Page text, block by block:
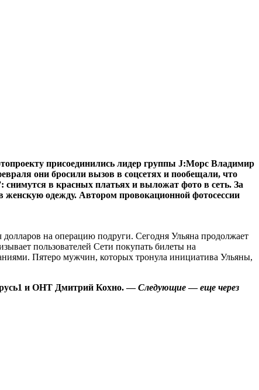
присоединились лидер группы J:Морс Владимир
они бросили вызов в соцсетях и пообещали, что
снимутся в красных платьях и выложат фото в сеть. За
одежду. Автором провокационной фотосессии
долларов на операцию подруги. Сегодня Ульяна продолжает
пользователей Сети покупать билеты на
Пятеро мужчин, которых тронула инициатива Ульяны,
и ОНТ Дмитрий Кохно. —Следующие—еще через